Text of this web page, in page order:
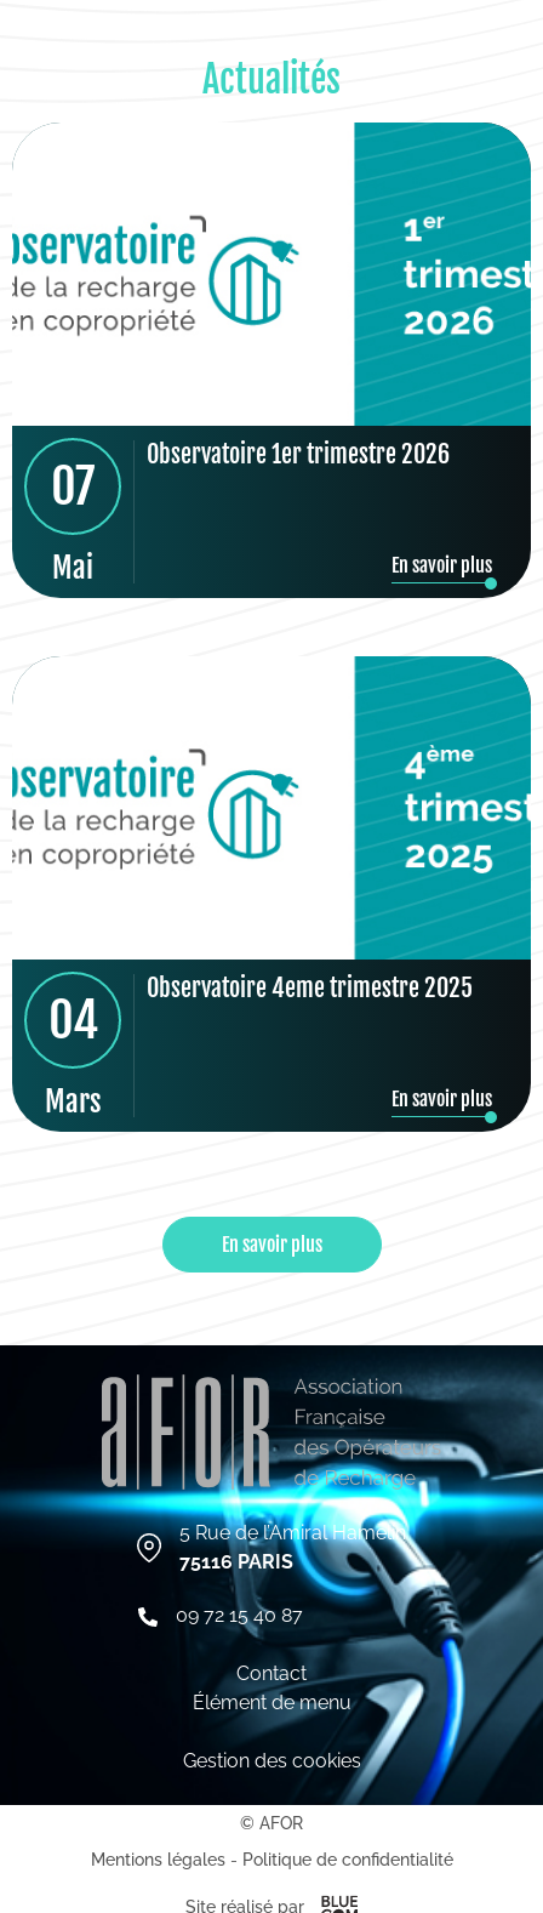
Actualités
07
Mai
Observatoire 1er trimestre 2026
En savoir plus
04
Mars
Observatoire 4eme trimestre 2025
En savoir plus
En savoir plus
5 Rue de l’Amiral Hamelin
75116 PARIS
09 72 15 40 87
Contact
Élément de menu
Gestion des cookies
© AFOR
Mentions légales- Politique de confidentialité
Site réalisé par